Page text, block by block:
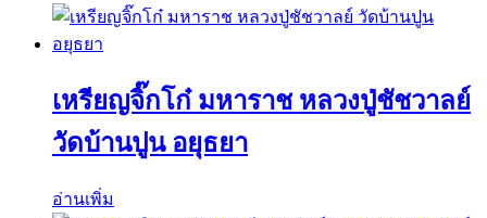
เหรียญจิ๊กโก๋ มหาราช หลวงปู่ชัชวาลย์
วัดบ้านปูน อยุธยา
อ่านเพิ่ม